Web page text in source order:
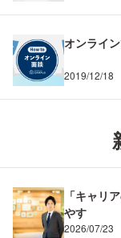
オンライ
2019/12/18
「キャリ
やす
2026/07/23